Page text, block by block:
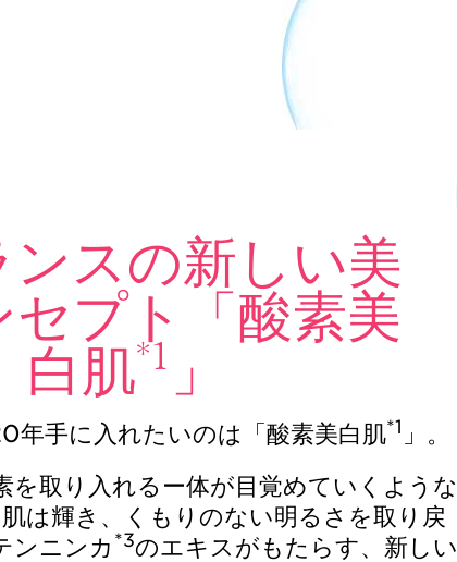
ンスの新しい美
セプト「酸素美
白肌*1 」
年手に入れたいのは「酸素美白肌*1 」。
を取り入れるー体が目覚めていくような
は輝き、くもりのない明るさを取り戻
ンニンカ *3のエキスがもたらす、新しい